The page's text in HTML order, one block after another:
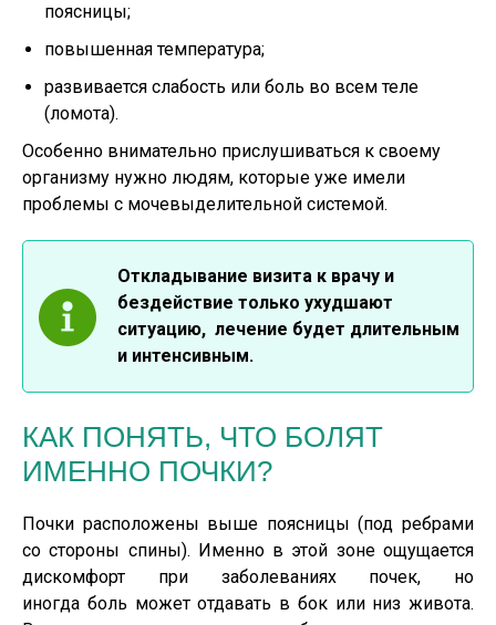
поясницы;
повышенная температура;
развивается слабость или боль во всем теле
(ломота).
Особенно внимательно прислушиваться к своему
организму нужно людям, которые уже имели
проблемы с мочевыделительной системой.
Откладывание визита к врачу и
бездействие только ухудшают
ситуацию, лечение будет длительным
и интенсивным.
КАК ПОНЯТЬ, ЧТО БОЛЯТ
ИМЕННО ПОЧКИ?
Почки расположены выше поясницы (под ребрами
со стороны спины). Именно в этой зоне ощущается
дискомфорт при заболеваниях почек, но
иногда боль может отдавать в бок или низ живота.